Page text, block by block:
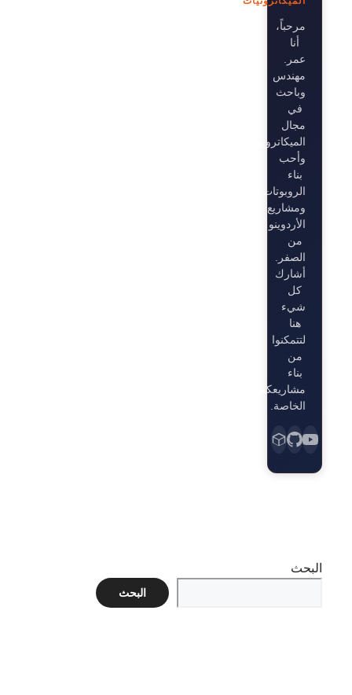
مرحباً،
أنا
عمر.
مهندس
وباحث
في
مجال
الميكاترونيات،
وأحب
بناء
الروبوتات
ومشاريع
الأردوينو
من
الصفر.
أشارك
كل
شيء
هنا
لتتمكنوا
من
بناء
مشاريعكم
الخاصة.
البحث
البحث